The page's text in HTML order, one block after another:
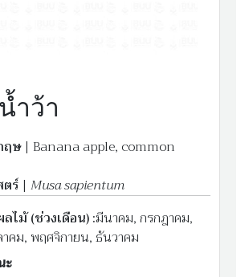
ำว้า
ฤษ| Banana apple, common
ร์| Musa sapientum
ไม้ (ช่วงเดือน) :มีนาคม, กรกฎาคม,
คม, พฤศจิกายน, ธันวาคม